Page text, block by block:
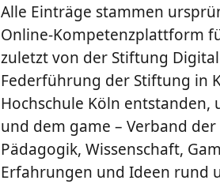
Alle Einträge stammen
Online-Kompetenzplattform
zuletzt von der Stiftung
Federführung der Stiftung in
Hochschule Köln
und dem game – Verband
Pädagogik, Wissenschaft,
Erfahrungen und Ideen rund